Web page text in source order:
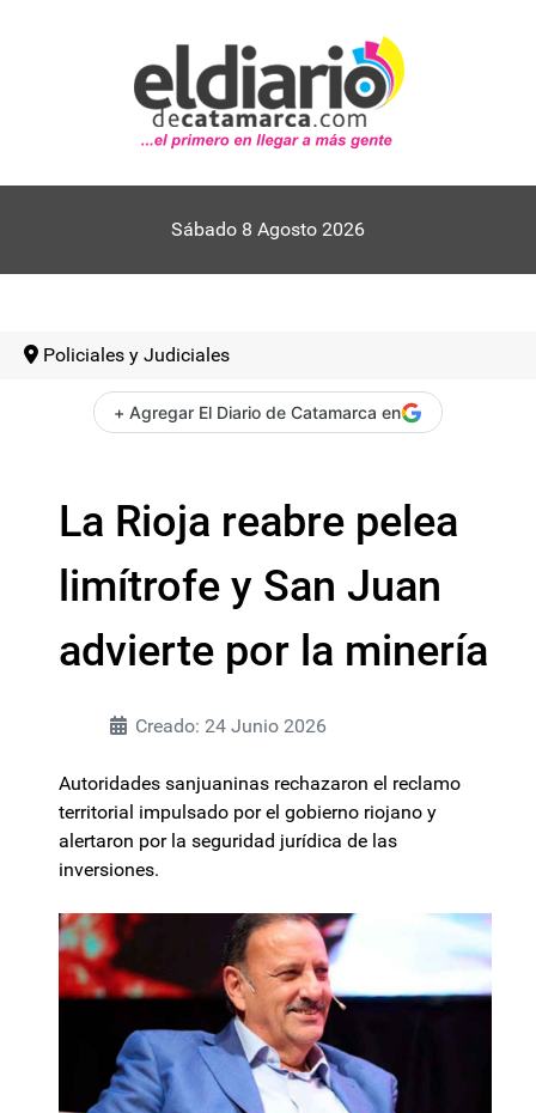
Sábado 8 Agosto 2026
Policiales y Judiciales
+ Agregar El Diario de Catamarca en
La Rioja reabre pelea
limítrofe y San Juan
advierte por la minería
Creado: 24 Junio 2026
Autoridades sanjuaninas rechazaron el reclamo
territorial impulsado por el gobierno riojano y
alertaron por la seguridad jurídica de las
inversiones.